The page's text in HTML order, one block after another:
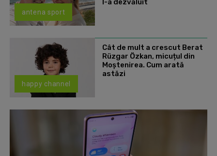
antena sport
l-a dezvăluit
happy channel
Cât de mult a crescut Berat
Rüzgar Özkan, micuțul din
Moștenirea. Cum arată
astăzi